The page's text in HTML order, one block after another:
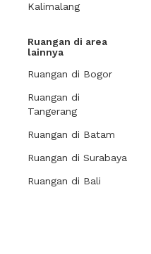
Kalimalang
Ruangan di area
lainnya
Ruangan di Bogor
Ruangan di
Tangerang
Ruangan di Batam
Ruangan di Surabaya
Ruangan di Bali